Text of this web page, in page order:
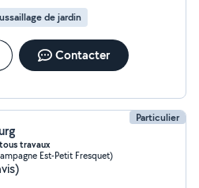
de jardin
Contacter
Particulier
travaux
Est-Petit Fresquet)